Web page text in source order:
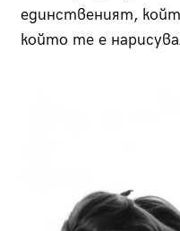
единственият,
който те е